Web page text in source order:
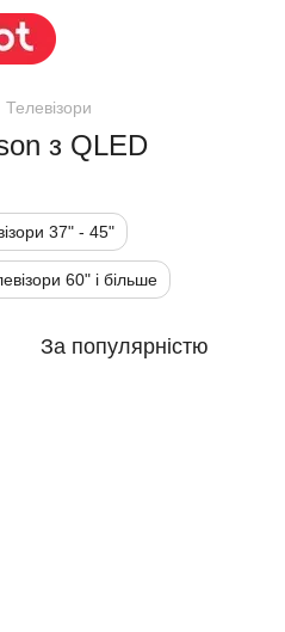
Телевізори
з QLED
37" - 45"
60" і більше
За популярністю